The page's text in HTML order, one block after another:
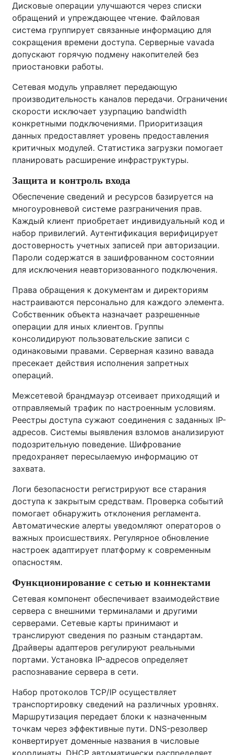
Дисковые операции улучшаются через списки
обращений и упреждающее чтение. Файловая
система группирует связанные информацию для
сокращения времени доступа. Серверные vavada
допускают горячую подмену накопителей без
приостановки работы.
Сетевая модуль управляет передающую
производительность каналов передачи.
скорости исключает узурпацию bandwidth
конкретными подключениями. Приоритизация
данных предоставляет уровень предоставления
критичных модулей. Статистика загрузки помогает
планировать расширение инфраструктуры.
Защита и контроль входа
Обеспечение сведений и ресурсов базируется на
многоуровневой системе разграничения прав.
Каждый клиент приобретает индивидуальный код и
набор привилегий. Аутентификация верифицирует
достоверность учетных записей при авторизации.
Пароли содержатся в зашифрованном состоянии
для исключения неавторизованного подключения.
Права обращения к документам и директориям
настраиваются персонально для каждого элемента.
Собственник объекта назначает разрешенные
операции для иных клиентов. Группы
консолидируют пользовательские записи с
одинаковыми правами. Серверная казино вавада
пресекает действия исполнения запретных
операций.
Межсетевой брандмауэр отсеивает приходящий и
отправляемый трафик по настроенным условиям.
Реестры доступа сужают соединения с заданных IP-
адресов. Системы выявления взломов анализируют
подозрительную поведение. Шифрование
предохраняет пересылаемую информацию от
захвата.
Логи безопасности регистрируют все старания
доступа к закрытым средствам. Проверка событий
помогает обнаружить отклонения регламента.
Автоматические алерты уведомляют операторов о
важных происшествиях. Регулярное обновление
настроек адаптирует платформу к современным
опасностям.
Функционирование с сетью и коннектами
Сетевая компонент обеспечивает взаимодействие
сервера с внешними терминалами и другими
серверами. Сетевые карты принимают и
транслируют сведения по разным стандартам.
Драйверы адаптеров регулируют реальными
портами. Установка IP-адресов определяет
распознавание сервера в сети.
Набор протоколов TCP/IP осуществляет
транспортировку сведений на различных уровнях.
Маршрутизация передает блоки к назначенным
точкам через эффективные пути. DNS-резолвер
конвертирует доменные названия в числовые
координаты. DHCP автоматически распределяет